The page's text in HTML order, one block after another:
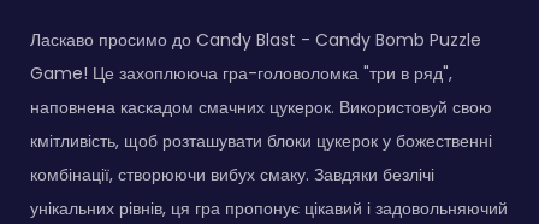
Ласкаво просимо до Candy Blast - Candy Bomb Puzzle
Game! Це захоплююча гра-головоломка "три в ряд",
наповнена каскадом смачних цукерок. Використовуй свою
кмітливість, щоб розташувати блоки цукерок у божественні
комбінації, створюючи вибух смаку. Завдяки безлічі
унікальних рівнів, ця гра пропонує цікавий і задовольняючий